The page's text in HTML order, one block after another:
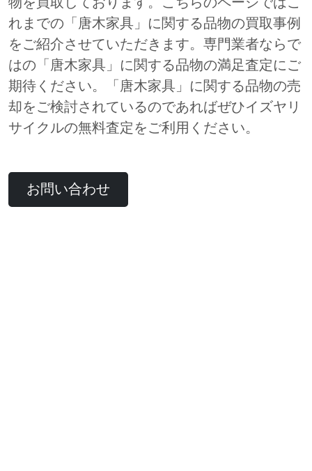
物を買取しております。こちらのページではこ
れまでの「唐木家具」に関する品物の買取事例
をご紹介させていただきます。専門業者ならで
はの「唐木家具」に関する品物の満足査定にご
期待ください。「唐木家具」に関する品物の売
却をご検討されているのであればぜひイズヤリ
サイクルの無料査定をご利用ください。
お問い合わせ